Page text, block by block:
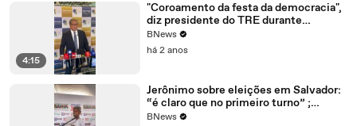
4:15
"Coroamento da festa da democracia",
diz presidente do TRE durante
diplomação dos eleitos em Salvador
BNews
há 2 anos
Jerônimo sobre eleições em Salvador:
“é claro que no primeiro turno” ;
assista
BNews